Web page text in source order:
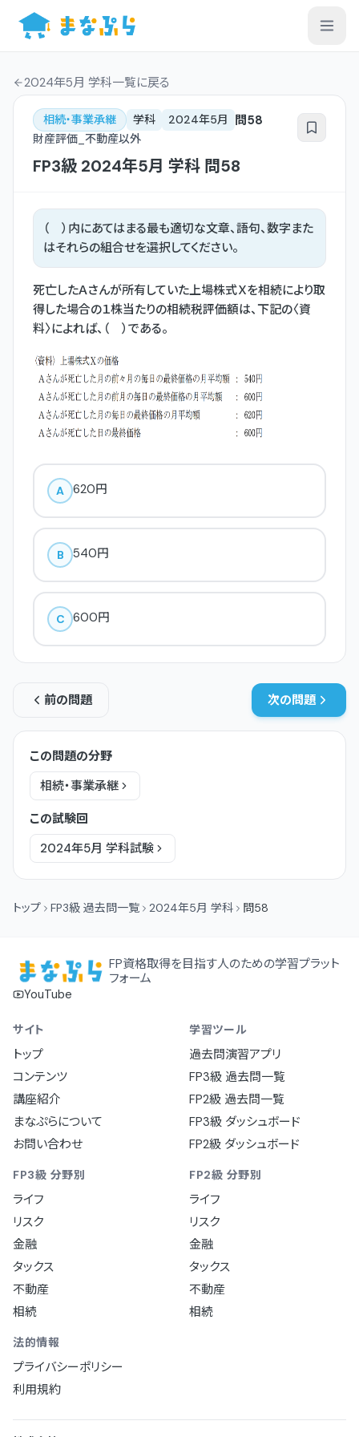
2024年5月 学科一覧に戻る
相続・事業承継 学科 2024年5月 問58
財産評価_不動産以外
FP3級 2024年5月 学科 問58
（ ）内にあてはまる最も適切な文章、語句、数字また
はそれらの組合せを選択してください。
死亡したＡさんが所有していた上場株式Ｘを相続により取
得した場合の１株当たりの相続税評価額は、下記の〈資
料〉によれば、（ ）である。
A 620円
B 540円
C 600円
前の問題 次の問題
この問題の分野
相続・事業承継
この試験回
2024年5月 学科試験
トップ FP3級 過去問一覧 2024年5月 学科 問58
FP資格取得を目指す人のための学習プラット
フォーム
YouTube
サイト
トップ
コンテンツ
講座紹介
まなぷらについて
お問い合わせ
学習ツール
過去問演習アプリ
FP3級 過去問一覧
FP2級 過去問一覧
FP3級 ダッシュボード
FP2級 ダッシュボード
FP3級 分野別
ライフ
リスク
金融
タックス
不動産
相続
FP2級 分野別
ライフ
リスク
金融
タックス
不動産
相続
法的情報
プライバシーポリシー
利用規約